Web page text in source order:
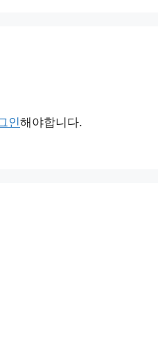
인해야합니다.